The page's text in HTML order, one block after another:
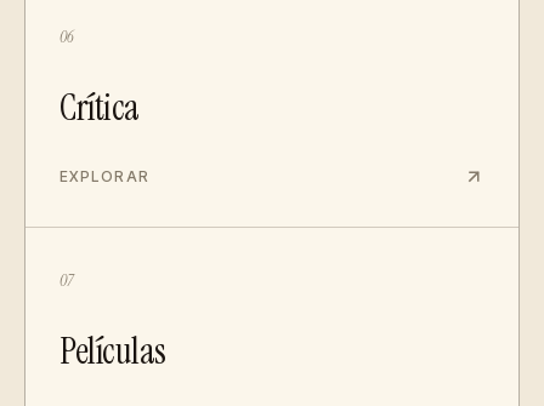
06
Crítica
EXPLORAR
07
Películas